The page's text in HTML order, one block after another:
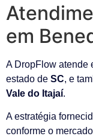
em
A DropFlow atende
estado de SC, e
Vale do Itajaí.
A estratégia
conforme o